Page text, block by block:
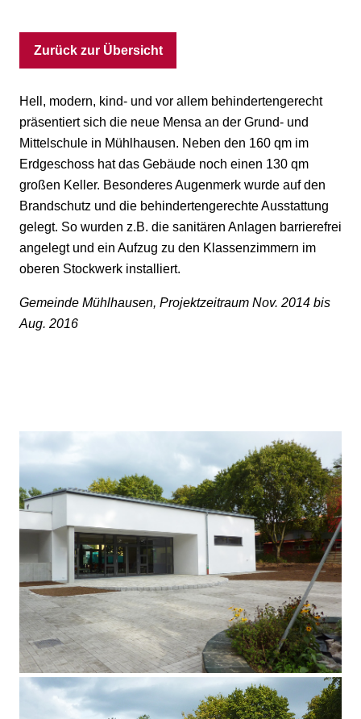
Zurück zur Übersicht
Hell, modern, kind- und vor allem behindertengerecht
präsentiert sich die neue Mensa an der Grund- und
Mittelschule in Mühlhausen. Neben den 160 qm im
Erdgeschoss hat das Gebäude noch einen 130 qm
großen Keller. Besonderes Augenmerk wurde auf den
Brandschutz und die behindertengerechte Ausstattung
gelegt. So wurden z.B. die sanitären Anlagen barrierefrei
angelegt und ein Aufzug zu den Klassenzimmern im
oberen Stockwerk installiert.
Gemeinde Mühlhausen, Projektzeitraum Nov. 2014 bis
Aug. 2016